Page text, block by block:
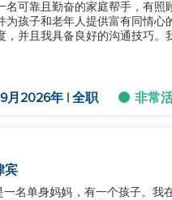
名可靠且勤奋的家庭帮手，有
为孩子和老年人提供富有同情
，并且我具备良好的沟通技巧。
月2026年 | 全职 非常
宾
名单身妈妈，有一个孩子。我